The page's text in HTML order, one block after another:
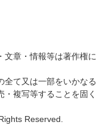
文章・情報等は著作権に
全て又は一部をいかなる
複写等することを固く
Reserved.